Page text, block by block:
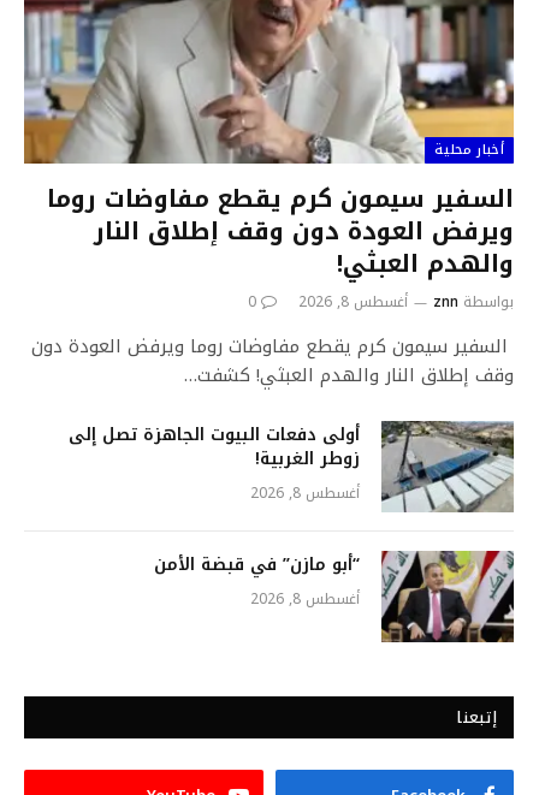
أخبار محلية
السفير سيمون كرم يقطع مفاوضات روما
ويرفض العودة دون وقف إطلاق النار
والهدم العبثي!
بواسطة znn أغسطس 8, 2026 0
السفير سيمون كرم يقطع مفاوضات روما ويرفض العودة دون
وقف إطلاق النار والهدم العبثي! كشفت…
أولى دفعات البيوت الجاهزة تصل إلى
زوطر الغربية!
أغسطس 8, 2026
“أبو مازن” في قبضة الأمن
أغسطس 8, 2026
إتبعنا